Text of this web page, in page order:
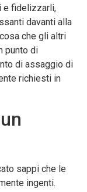
e fidelizzarli,
davanti alla
che gli altri
punto di
di assaggio di
richiesti in
sappi che le
ingenti.